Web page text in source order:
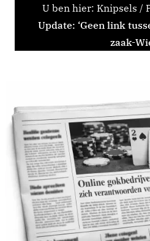
U ben hier: Knipsels /
Update: ‘Geen link
zaak-